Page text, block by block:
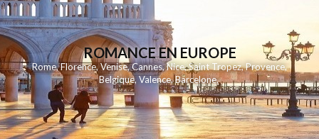
ROMANCE EN EUROPE
Rome,Florence,Venise,Cannes,Nice,Saint Tropez,Provence,
Belgique,Valence,Barcelone,